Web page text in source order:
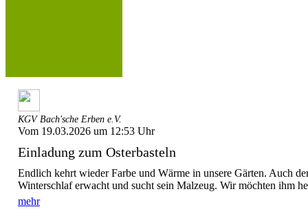
KGV Bach'sche Erben e.V.
Vom 19.03.2026 um 12:53 Uhr
Einladung zum Osterbasteln
Endlich kehrt wieder Farbe und Wärme in unsere Gärten. Auch
Winterschlaf erwacht und sucht sein Malzeug. Wir möchten ihm
mehr